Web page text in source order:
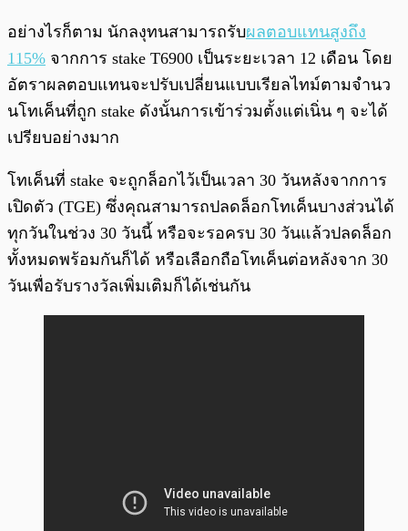
อย่างไรก็ตาม นักลงุทนสามารถรับผลตอบแทนสูงถึง
115% จากการ stake T6900 เป็นระยะเวลา 12 เดือน โดย
อัตราผลตอบแทนจะปรับเปลี่ยนแบบเรียลไทม์ตามจำนว
นโทเค็นที่ถูก stake ดังนั้นการเข้าร่วมตั้งแต่เนิ่น ๆ จะได้
เปรียบอย่างมาก
โทเค็นที่ stake จะถูกล็อกไว้เป็นเวลา 30 วันหลังจากการ
เปิดตัว (TGE) ซึ่งคุณสามารถปลดล็อกโทเค็นบางส่วนได้
ทุกวันในช่วง 30 วันนี้ หรือจะรอครบ 30 วันแล้วปลดล็อก
ทั้งหมดพร้อมกันก็ได้ หรือเลือกถือโทเค็นต่อหลังจาก 30
วันเพื่อรับรางวัลเพิ่มเติมก็ได้เช่นกัน